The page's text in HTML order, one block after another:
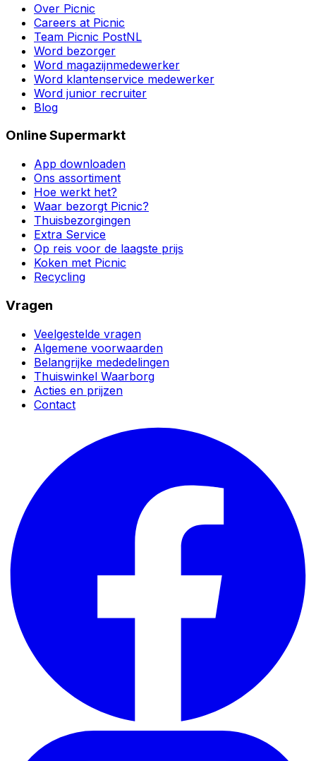
Over Picnic
Careers at Picnic
Team Picnic PostNL
Word bezorger
Word magazijnmedewerker
Word klantenservice medewerker
Word junior recruiter
Blog
Online Supermarkt
App downloaden
Ons assortiment
Hoe werkt het?
Waar bezorgt Picnic?
Thuisbezorgingen
Extra Service
Op reis voor de laagste prijs
Koken met Picnic
Recycling
Vragen
Veelgestelde vragen
Algemene voorwaarden
Belangrijke mededelingen
Thuiswinkel Waarborg
Acties en prijzen
Contact